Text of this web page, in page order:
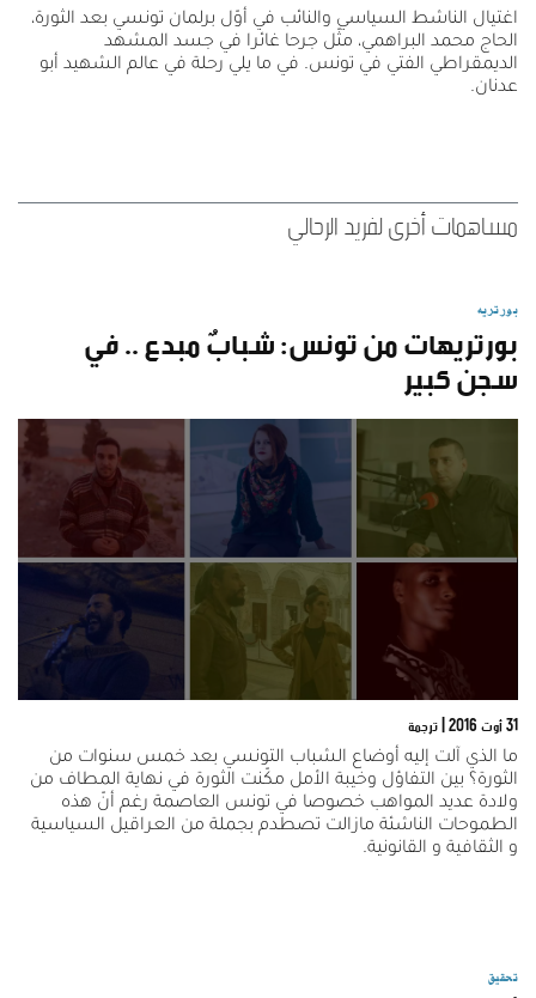
اغتيال الناشط السياسي والنائب في أوّل برلمان تونسي بعد الثورة،
الحاج محمد البراهمي، مثّل جرحا غائرا في جسد المشهد
الديمقراطي الفتي في تونس. في ما يلي رحلة في عالم الشهيد أبو
عدنان.
مساهمات أخرى لفريد الرحالي
بورتريه
بورتريهات من تونس: شبابٌ مبدع .. في
سجن كبير
31 أوت 2016 | ترجمة
ما الذي آلت إليه أوضاع الشباب التونسي بعد خمس سنوات من
الثورة؟ بين التفاؤل وخيبة الأمل مكّنت الثورة في نهاية المطاف من
ولادة عديد المواهب خصوصا في تونس العاصمة رغم أنّ هذه
الطموحات الناشئة مازالت تصطدم بجملة من العراقيل السياسية
و الثقافية و القانونية.
تحقيق